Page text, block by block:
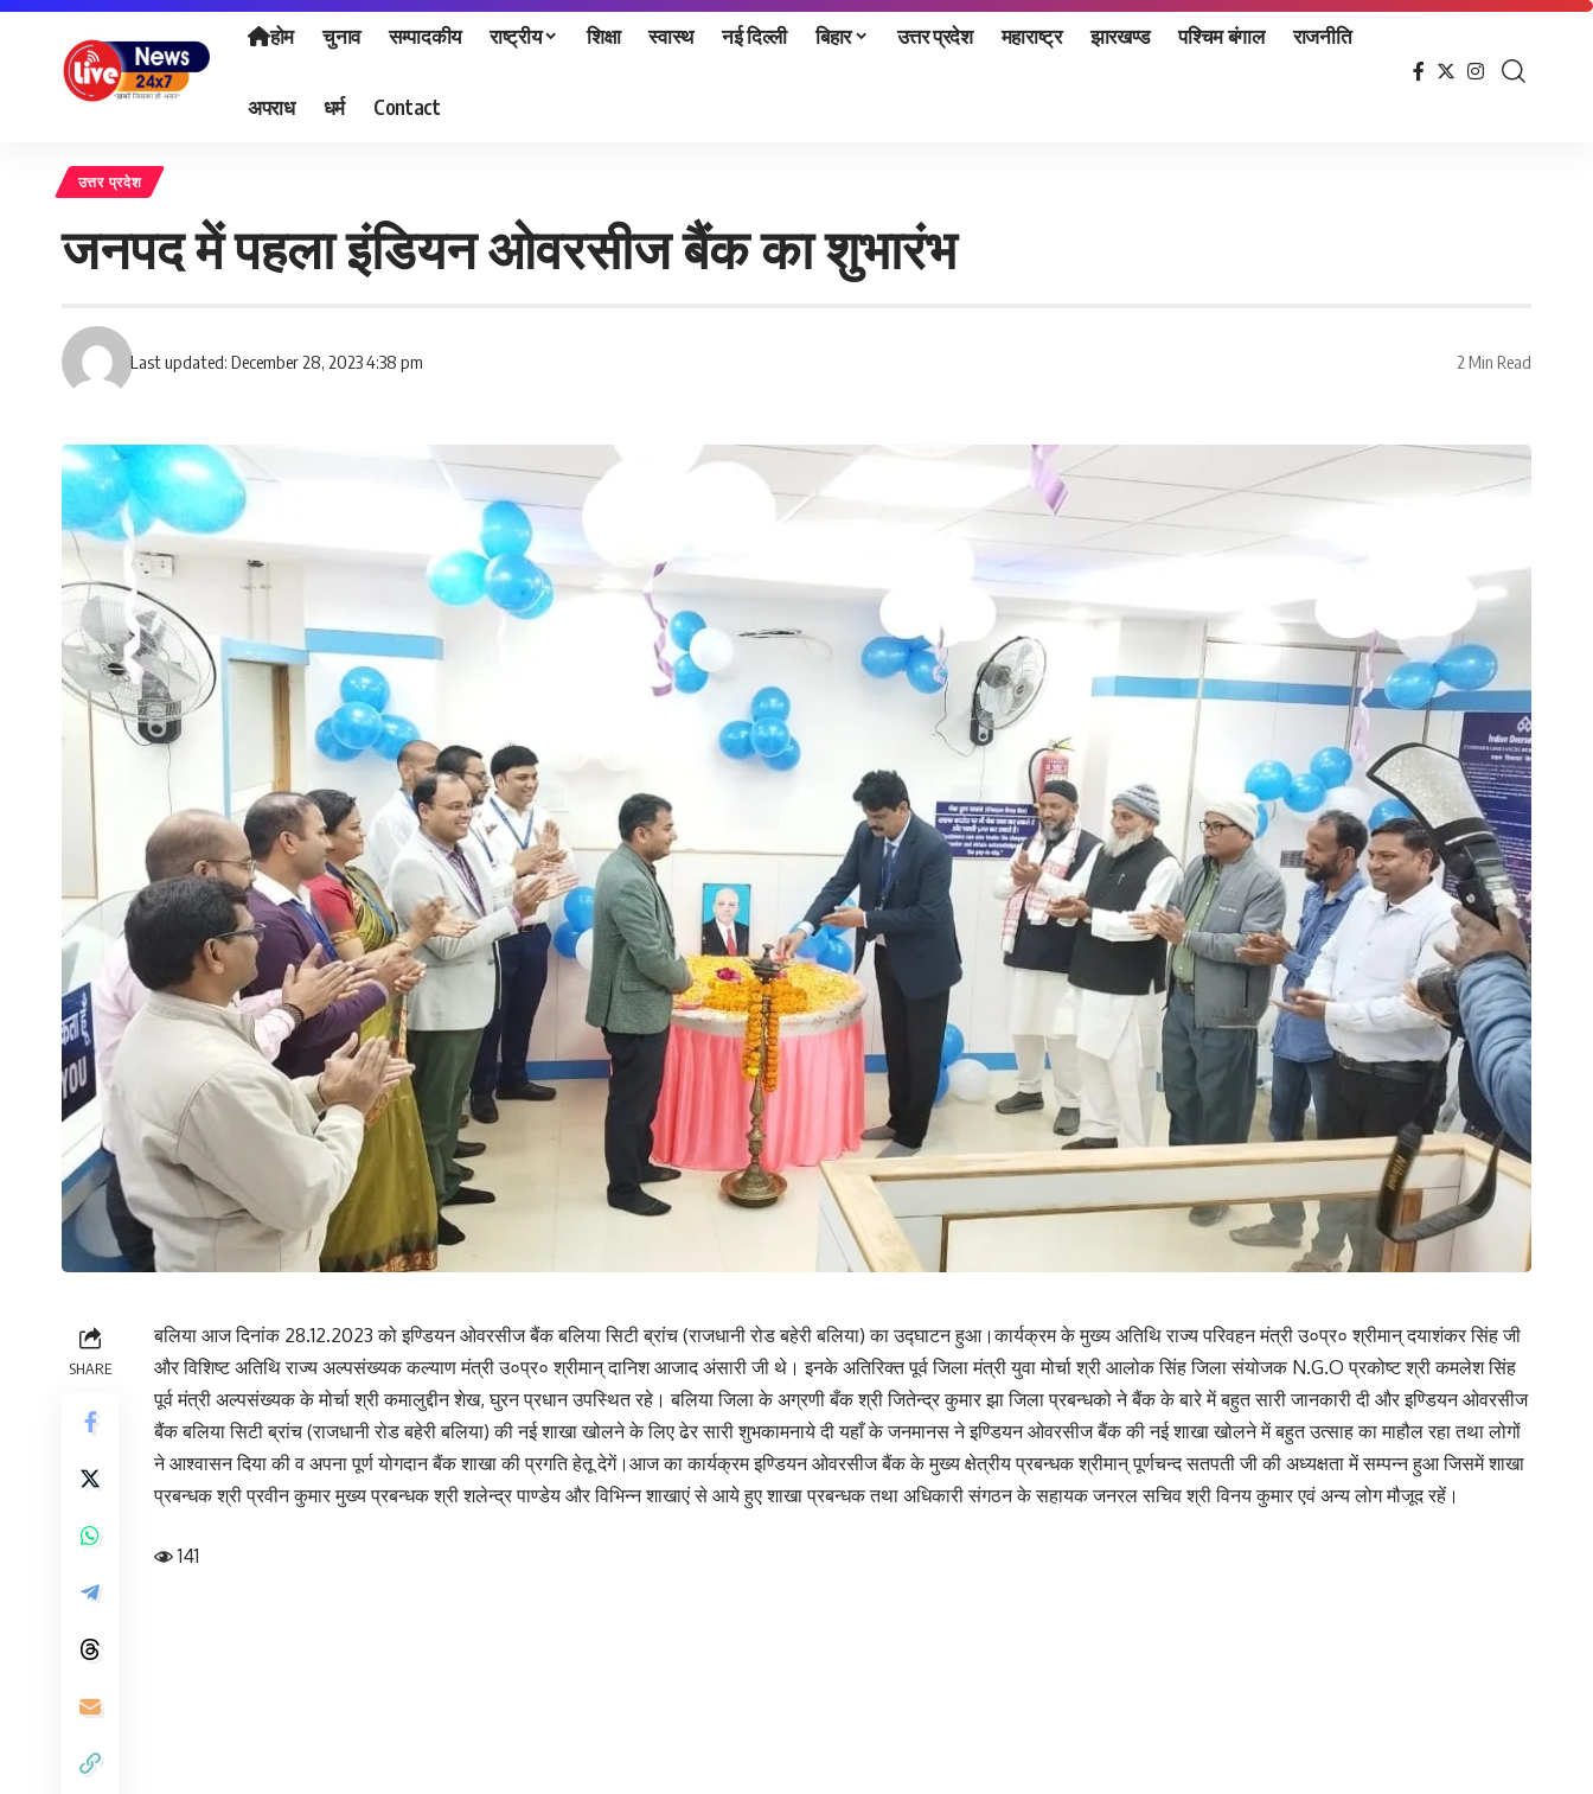
होम चुनाव सम्पादकीय राष्ट्रीय शिक्षा स्वास्थ नई दिल्ली बिहार उत्तर प्रदेश महाराष्ट्र झारखण्ड पश्चिम बंगाल राजनीति
अपराध धर्म Contact
उत्तर प्रदेश
जनपद में पहला इंडियन ओवरसीज बैंक का शुभारंभ
Last updated: December 28, 2023 4:38 pm 2 Min Read
SHARE
बलिया आज दिनांक 28.12.2023 को इण्डियन ओवरसीज बैंक बलिया सिटी ब्रांच (राजधानी रोड बहेरी बलिया) का उ‌द्घाटन हुआ।कार्यक्रम के मुख्य अतिथि राज्य परिवहन मंत्री उ०प्र० श्रीमान् दयाशंकर सिंह जी
और विशिष्ट अतिथि राज्य अल्पसंख्यक कल्याण मंत्री उ०प्र० श्रीमान् दानिश आजाद अंसारी जी थे। इनके अतिरिक्त पूर्व जिला मंत्री युवा मोर्चा श्री आलोक सिंह जिला संयोजक N.G.O प्रकोष्ट श्री कमलेश सिंह
पूर्व मंत्री अल्पसंख्यक के मोर्चा श्री कमालुद्दीन शेख, घुरन प्रधान उपस्थित रहे। बलिया जिला के अग्रणी बँक श्री जितेन्द्र कुमार झा जिला प्रबन्धको ने बैंक के बारे में बहुत सारी जानकारी दी और इण्डियन ओवरसीज
बैंक बलिया सिटी ब्रांच (राजधानी रोड बहेरी बलिया) की नई शाखा खोलने के लिए ढेर सारी शुभकामनाये दी यहाँ के जनमानस ने इण्डियन ओवरसीज बैंक की नई शाखा खोलने में बहुत उत्साह का माहौल रहा तथा लोगों
ने आश्वासन दिया की व अपना पूर्ण योगदान बैंक शाखा की प्रगति हेतू देगें।आज का कार्यक्रम इण्डियन ओवरसीज बैंक के मुख्य क्षेत्रीय प्रबन्धक श्रीमान् पूर्णचन्द सतपती जी की अध्यक्षता में सम्पन्न हुआ जिसमें शाखा
प्रबन्धक श्री प्रवीन कुमार मुख्य प्रबन्धक श्री शलेन्द्र पाण्डेय और विभिन्न शाखाएं से आये हुए शाखा प्रबन्धक तथा अधिकारी संगठन के सहायक जनरल सचिव श्री विनय कुमार एवं अन्य लोग मौजूद रहें।
141